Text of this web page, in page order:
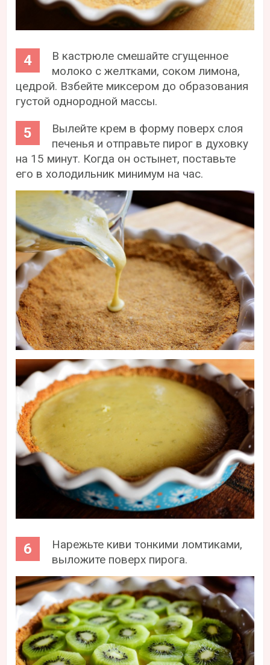
В кастрюле смешайте сгущенное
молоко с желтками, соком лимона,
цедрой. Взбейте миксером до образования
густой однородной массы.
Вылейте крем в форму поверх слоя
печенья и отправьте пирог в духовку
на 15 минут. Когда он остынет, поставьте
его в холодильник минимум на час.
Нарежьте киви тонкими ломтиками,
выложите поверх пирога.